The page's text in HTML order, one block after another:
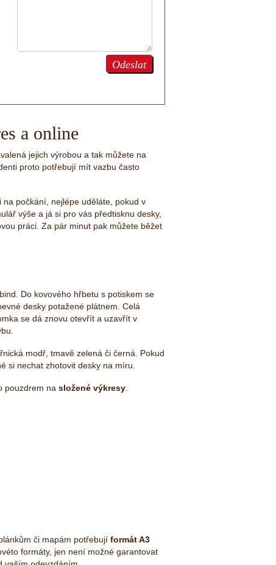
Odeslat
a online
jejich výrobou a tak můžete na
proto potřebují mít vazbu často
počkání, nejlépe uděláte, pokud v
výše a já si pro vás předtisknu desky,
práci. Za pár minut pak můžete běžet
Do kovového hřbetu s potiskem se
desky potažené plátnem. Celá
se dá znovu otevřít a uzavřít v
modř, tmavě zelená či černá. Pokud
si nechat zhotovit desky na míru.
pouzdrem na složené výkresy.
či mapám potřebují formát A3
formáty, jen není možné garantovat